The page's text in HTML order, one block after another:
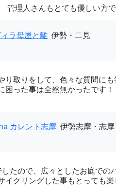
管理人さんもとても優しい方
ラ母屋と離 伊勢・二見
り取りをして、色々な質問に
困った事は全然無かったです
カレント志摩 伊勢志摩・志摩
たので、広々としたお庭で
イクリングした事もとっても